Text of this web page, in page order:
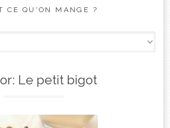
CE QU'ON MANGE ?
to
Le petit bigot